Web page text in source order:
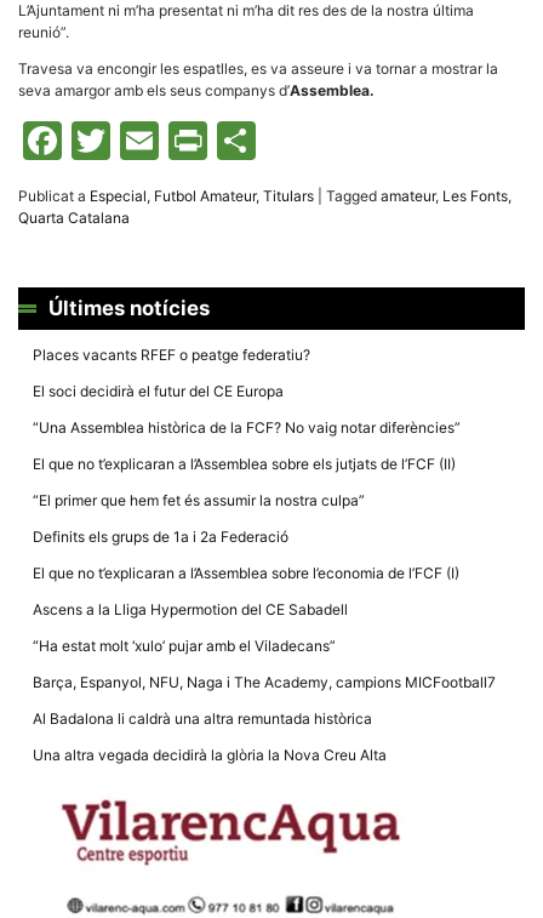
L’Ajuntament ni m’ha presentat ni m’ha dit res des de la nostra última
reunió”.
Travesa va encongir les espatlles, es va asseure i va tornar a mostrar la
seva amargor amb els seus companys d’Assemblea.
Facebook
Twitter
Email
Print
Publicat a Especial, Futbol Amateur, Titulars Tagged amateur, Les Fonts,
Quarta Catalana
Últimes notícies
Places vacants RFEF o peatge federatiu?
El soci decidirà el futur del CE Europa
“Una Assemblea històrica de la FCF? No vaig notar diferències”
El que no t’explicaran a l’Assemblea sobre els jutjats de l’FCF (II)
“El primer que hem fet és assumir la nostra culpa”
Definits els grups de 1a i 2a Federació
El que no t’explicaran a l’Assemblea sobre l’economia de l’FCF (I)
Ascens a la Lliga Hypermotion del CE Sabadell
“Ha estat molt ‘xulo’ pujar amb el Viladecans”
Barça, Espanyol, NFU, Naga i The Academy, campions MICFootball7
Al Badalona li caldrà una altra remuntada històrica
Una altra vegada decidirà la glòria la Nova Creu Alta
Recopilem
dades
estadístiques
la funcionalitat
i la seva
dades en el seu
permeten que el
bé com sigui
cookies
funcionalitats
del lloc web.
Màrqueting
els teus
mentre
navegues pel
nostre lloc
la possibilitat